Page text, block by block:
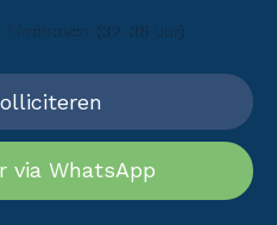
Eindhoven (32-36 uur)
via WhatsApp